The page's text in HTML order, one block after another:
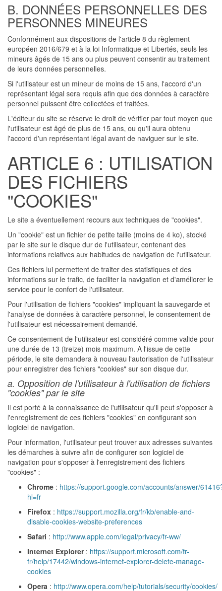
B. DONNÉES PERSONNELLES DES
PERSONNES MINEURES
Conformément aux dispositions de l'article 8 du règlement
européen 2016/679 et à la loi Informatique et Libertés, seuls les
mineurs âgés de 15 ans ou plus peuvent consentir au traitement
de leurs données personnelles.
Si l'utilisateur est un mineur de moins de 15 ans, l'accord d'un
représentant légal sera requis afin que des données à caractère
personnel puissent être collectées et traitées.
L'éditeur du site se réserve le droit de vérifier par tout moyen que
l'utilisateur est âgé de plus de 15 ans, ou qu'il aura obtenu
l'accord d'un représentant légal avant de naviguer sur le site.
ARTICLE 6 : UTILISATION
DES FICHIERS
"COOKIES"
Le site a éventuellement recours aux techniques de "cookies".
Un "cookie" est un fichier de petite taille (moins de 4 ko), stocké
par le site sur le disque dur de l'utilisateur, contenant des
informations relatives aux habitudes de navigation de l'utilisateur.
Ces fichiers lui permettent de traiter des statistiques et des
informations sur le trafic, de faciliter la navigation et d'améliorer le
service pour le confort de l'utilisateur.
Pour l'utilisation de fichiers "cookies" impliquant la sauvegarde et
l'analyse de données à caractère personnel, le consentement de
l'utilisateur est nécessairement demandé.
Ce consentement de l'utilisateur est considéré comme valide pour
une durée de 13 (treize) mois maximum. A l'issue de cette
période, le site demandera à nouveau l'autorisation de l'utilisateur
pour enregistrer des fichiers "cookies" sur son disque dur.
a. Opposition de l'utilisateur à l'utilisation de fichiers
"cookies" par le site
Il est porté à la connaissance de l'utilisateur qu'il peut s'opposer à
l'enregistrement de ces fichiers "cookies" en configurant son
logiciel de navigation.
Pour information, l'utilisateur peut trouver aux adresses suivantes
les démarches à suivre afin de configurer son logiciel de
navigation pour s'opposer à l'enregistrement des fichiers
"cookies" :
Chrome : https://support.google.com/accounts/answer/
hl=fr
Firefox : https://support.mozilla.org/fr/kb/enable-and-
disable-cookies-website-preferences
Safari : http://www.apple.com/legal/privacy/fr-ww/
Internet Explorer: https://support.microsoft.com/fr-
fr/help/17442/windows-internet-explorer-delete-manage-
cookies
Opera : http://www.opera.com/help/tutorials/security/cookies/